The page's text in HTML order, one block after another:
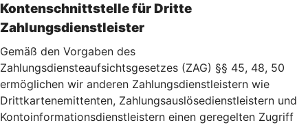
Kontenschnittstelle für Dritte
Zahlungsdienstleister
Gemäß den Vorgaben des
Zahlungsdiensteaufsichtsgesetzes (ZAG) §§ 45, 48, 50
ermöglichen wir anderen Zahlungsdienstleistern wie
Drittkartenemittenten, Zahlungsauslösedienstleistern und
Kontoinformationsdienstleistern einen geregelten Zugriff